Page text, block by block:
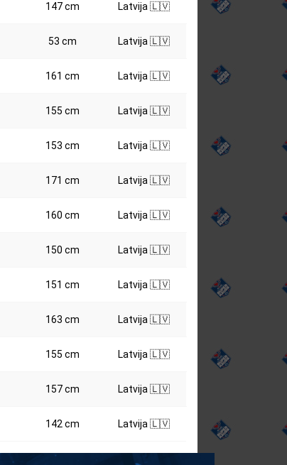
147 cm Latvija 🇱🇻
53 cm Latvija 🇱🇻
161 cm Latvija 🇱🇻
155 cm Latvija 🇱🇻
153 cm Latvija 🇱🇻
171 cm Latvija 🇱🇻
160 cm Latvija 🇱🇻
150 cm Latvija 🇱🇻
151 cm Latvija 🇱🇻
163 cm Latvija 🇱🇻
155 cm Latvija 🇱🇻
157 cm Latvija 🇱🇻
142 cm Latvija 🇱🇻